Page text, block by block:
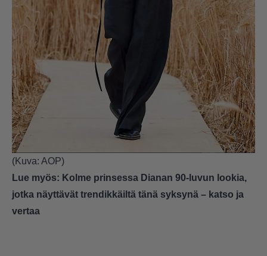
(Kuva: AOP)
Lue myös: Kolme prinsessa Dianan 90-luvun lookia,
jotka näyttävät trendikkäiltä tänä syksynä – katso ja
vertaa